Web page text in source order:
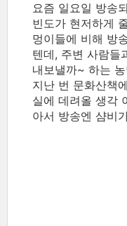
요즘 일요일 방송
빈도가 현저하게
멍이들에 비해 방
텐데, 주변 사람들
내보낼까~ 하는
지난 번 문화산책
실에 데려올 생각
아서 방송엔 샴비